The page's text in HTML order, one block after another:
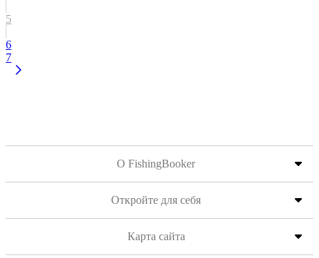
5
6
7
О FishingBooker
Откройте для себя
Карта сайта